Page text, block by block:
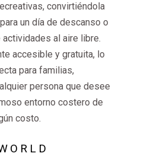
convirtiéndola
un día de descanso o
al aire libre.
accesible y gratuita, lo
para familias,
persona que desee
entorno costero de
costo.